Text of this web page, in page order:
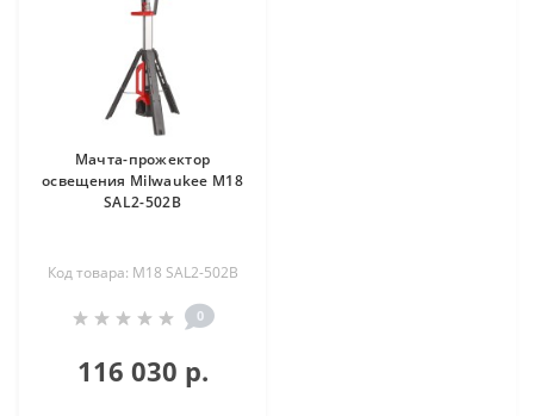
Мачта-прожектор
освещения Milwaukee M18
SAL2-502B
Код товара: M18 SAL2-502B
0
116 030 р.